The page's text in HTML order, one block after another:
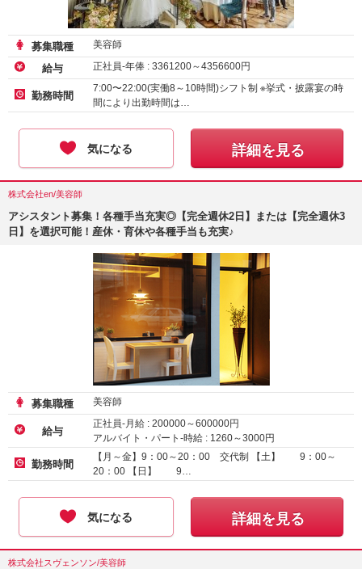
募集職種 美容師
給与 正社員-年俸 : 3361200～4356600円
勤務時間
7:00〜22:00(実働8～10時間)シフト制 ※挙式・披露宴の時
間により出勤時間は…
気になる 詳細を見る
株式会社en/美容師
アシスタント募集！各種手当充実◎【完全週休2日】または【完全週休3
日】を選択可能！産休・育休や各種手当も充実♪
募集職種 美容師
給与
正社員-月給 : 200000～600000円
アルバイト・パート-時給 : 1260～3000円
勤務時間
【月～金】9：00～20：00 交代制 【土】 9：00～
20：00 【日】 9…
気になる 詳細を見る
株式会社スヴェンソン/美容師